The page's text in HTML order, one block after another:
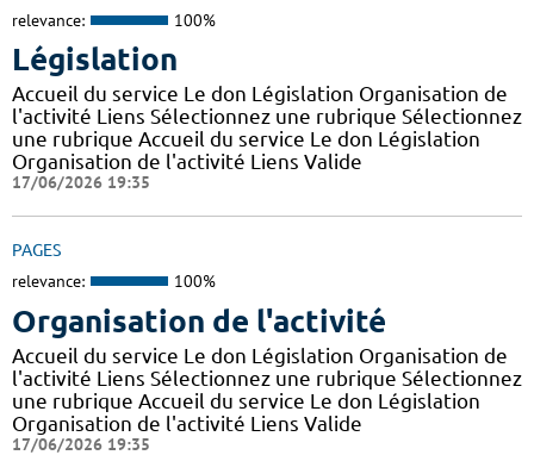
relevance: 100%
Législation
Accueil du service Le don Législation Organisation de
l'activité Liens Sélectionnez une rubrique Sélectionnez
une rubrique Accueil du service Le don Législation
Organisation de l'activité Liens Valide
17/06/2026 19:35
PAGES
relevance: 100%
Organisation de l'activité
Accueil du service Le don Législation Organisation de
l'activité Liens Sélectionnez une rubrique Sélectionnez
une rubrique Accueil du service Le don Législation
Organisation de l'activité Liens Valide
17/06/2026 19:35